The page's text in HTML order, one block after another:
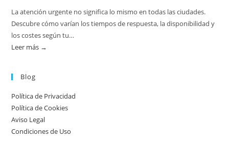
de
calderas:
La atención urgente no significa lo mismo en todas las ciudades.
Descubre cómo varían los tiempos de respuesta, la disponibilidad y
los costes según tu…
Leer más →
ciudad:
disponibilidad
y
Blog
Política de Privacidad
Política de Cookies
Aviso Legal
Condiciones de Uso